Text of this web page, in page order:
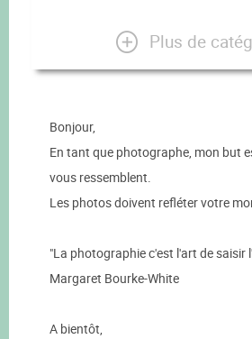
Plus de
Bonjour,
En tant que photographe, mon but
vous ressemblent.
Les photos doivent refléter votre
"La photographie c'est l'art de saisir
Margaret Bourke-White
A bientôt,